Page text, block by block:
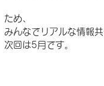
ため、
みんなでリアルな情報
次回は5月です。